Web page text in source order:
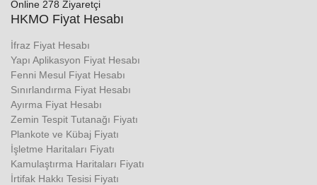
Online 278 Ziyaretçi
HKMO Fiyat Hesabı
İfraz Fiyat Hesabı
Yapı Aplikasyon Fiyat Hesabı
Fenni Mesul Fiyat Hesabı
Sınırlandırma Fiyat Hesabı
Ayırma Fiyat Hesabı
Zemin Tespit Tutanağı Fiyatı
Plankote ve Kübaj Fiyatı
İşletme Haritaları Fiyatı
Kamulaştırma Haritaları Fiyatı
İrtifak Hakkı Tesisi Fiyatı